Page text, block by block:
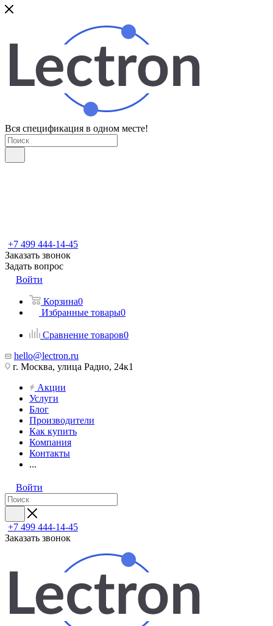
Вся спецификация в одном месте!
+7 499 444-14-45
Заказать звонок
Задать вопрос
Войти
Корзина0
Избранные товары0
Сравнение товаров0
hello@lectron.ru
г. Москва, улица Радио, 24к1
Акции
Услуги
Блог
Производители
Как купить
Компания
Контакты
...
Войти
+7 499 444-14-45
Заказать звонок